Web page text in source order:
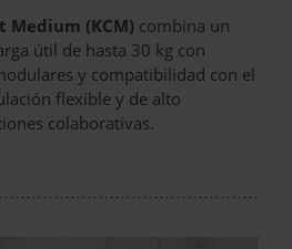
Medium (KCM) combina un
útil de hasta 30 kg con
y compatibilidad con el
flexible y de alto
colaborativas.